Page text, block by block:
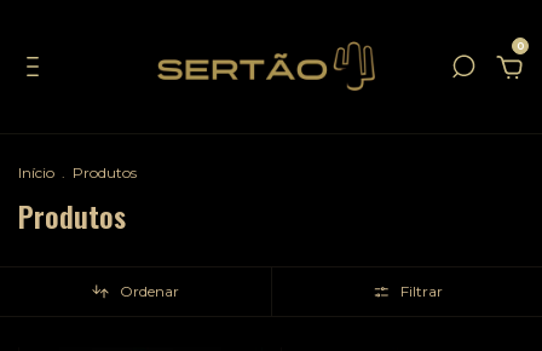
0
Início . Produtos
Produtos
Ordenar Filtrar